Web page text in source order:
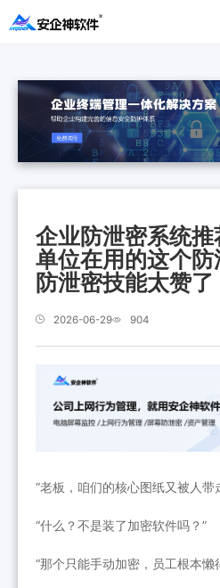
企业防泄密系统
单位在用的这个
防泄密技能太赞了
2026-06-29 904
“老板，咱们的核心图纸又被人带
“什么？不是装了加密软件吗？”
“那个只能手动加密，员工根本